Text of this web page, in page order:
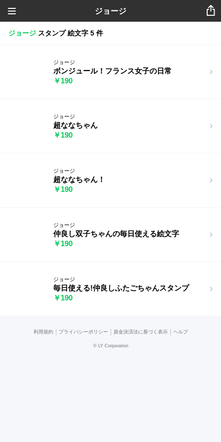
ジョージ
ジョージ スタンプ 絵文字 5 件
ジョージ
ボンジュール！フランス女子の日常
￥190
ジョージ
超ななちゃん
￥190
ジョージ
超ななちゃん！
￥190
ジョージ
仲良し双子ちゃんの毎日使える絵文字
￥190
ジョージ
毎日使える!仲良しふたごちゃんスタンプ
￥190
利用規約 プライバシーポリシー 資金決済法に基づく表示 ヘルプ
© LY Corporation